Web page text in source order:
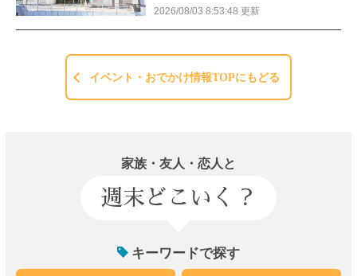
2026/08/03 8:53:48 更新
イベント・おでかけ情報TOPにもどる
家族・友人・恋人と
週末どこいく？
キーワードで探す